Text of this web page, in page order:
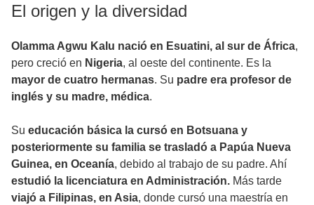
El origen y la diversidad
Olamma Agwu Kalu nació en Esuatini, al sur de África,
pero creció en Nigeria, al oeste del continente. Es la
mayor de cuatro hermanas. Su padre era profesor de
inglés y su madre, médica.
Su educación básica la cursó en Botsuana y
posteriormente su familia se trasladó a Papúa Nueva
Guinea, en Oceanía, debido al trabajo de su padre. Ahí
estudió la licenciatura en Administración. Más tarde
viajó a Filipinas, en Asia, donde cursó una maestría en